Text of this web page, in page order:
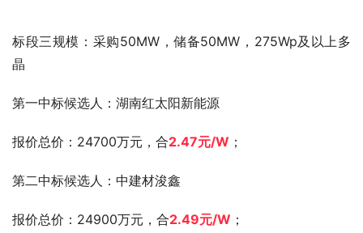
标段三规模：采购50MW，储备50MW，275Wp及以上多
晶
第一中标候选人：湖南红太阳新能源
报价总价：24700万元，合2.47元/W ；
第二中标候选人：中建材浚鑫
报价总价：24900万元，合2.49元/W ；